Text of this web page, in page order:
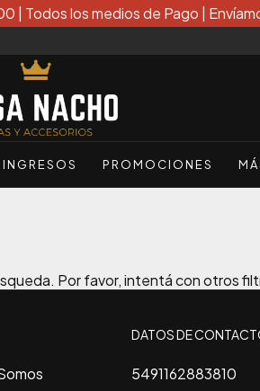
| Todos los medios de Pago |
PROMOCIONES
Por favor, intentá con otros
DATOS DE
5491162883810